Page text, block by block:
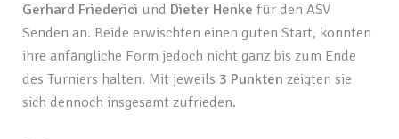
Gerhard Friederici und Dieter Henke für den ASV
Senden an. Beide erwischten einen guten Start, konnten
ihre anfängliche Form jedoch nicht ganz bis zum Ende
des Turniers halten. Mit jeweils 3 Punkten zeigten sie
sich dennoch insgesamt zufrieden.